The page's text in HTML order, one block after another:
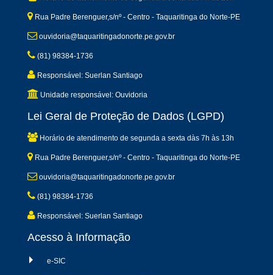
Rua Padre Berenguer,s/nº - Centro - Taquaritinga do Norte-PE
ouvidoria@taquaritingadonorte.pe.gov.br
(81) 98384-1736
Responsável: Suerlan Santiago
Unidade responsável: Ouvidoria
Lei Geral de Proteção de Dados (LGPD)
Horário de atendimento de segunda a sexta dàs 7h às 13h
Rua Padre Berenguer,s/nº - Centro - Taquaritinga do Norte-PE
ouvidoria@taquaritingadonorte.pe.gov.br
(81) 98384-1736
Responsável: Suerlan Santiago
Acesso à Informação
e-SIC